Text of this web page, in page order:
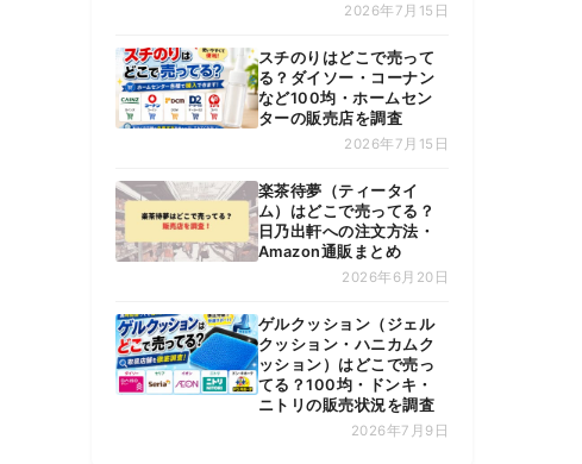
2026年7月15日
スチのりはどこで売って
る？ダイソー・コーナン
など100均・ホームセン
ターの販売店を調査
2026年7月15日
楽茶待夢（ティータイ
ム）はどこで売ってる？
日乃出軒への注文方法・
Amazon通販まとめ
2026年6月20日
ゲルクッション（ジェル
クッション・ハニカムク
ッション）はどこで売っ
てる？100均・ドンキ・
ニトリの販売状況を調査
2026年7月9日